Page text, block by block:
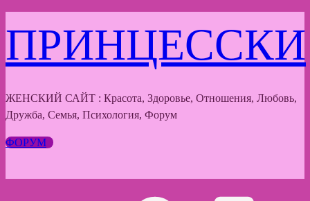
к
содержимому
ПРИНЦЕССКИ
ЖЕНСКИЙ САЙТ : Красота, Здоровье, Отношения, Любовь,
Дружба, Семья, Психология, Форум
ФОРУМ